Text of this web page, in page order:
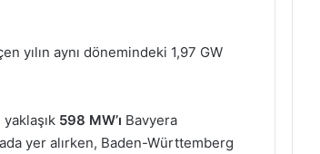
yılın aynı dönemindeki 1,97 GW
598 MW’ı Bavyera
yer alırken, Baden-Württemberg